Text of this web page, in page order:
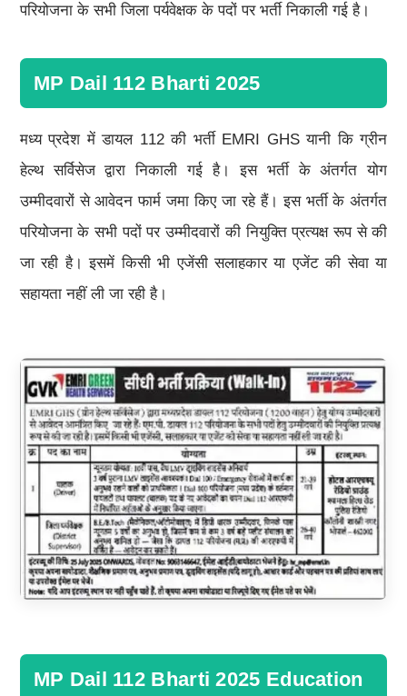
परियोजना के सभी जिला पर्यवेक्षक के पदों पर भर्ती निकाली गई है।
MP Dail 112 Bharti 2025
मध्य प्रदेश में डायल 112 की भर्ती EMRI GHS यानी कि ग्रीन
हेल्थ सर्विसेज द्वारा निकाली गई है। इस भर्ती के अंतर्गत योग
उम्मीदवारों से आवेदन फार्म जमा किए जा रहे हैं। इस भर्ती के अंतर्गत
परियोजना के सभी पदों पर उम्मीदवारों की नियुक्ति प्रत्यक्ष रूप से की
जा रही है। इसमें किसी भी एजेंसी सलाहकार या एजेंट की सेवा या
सहायता नहीं ली जा रही है।
MP Dail 112 Bharti 2025 Education